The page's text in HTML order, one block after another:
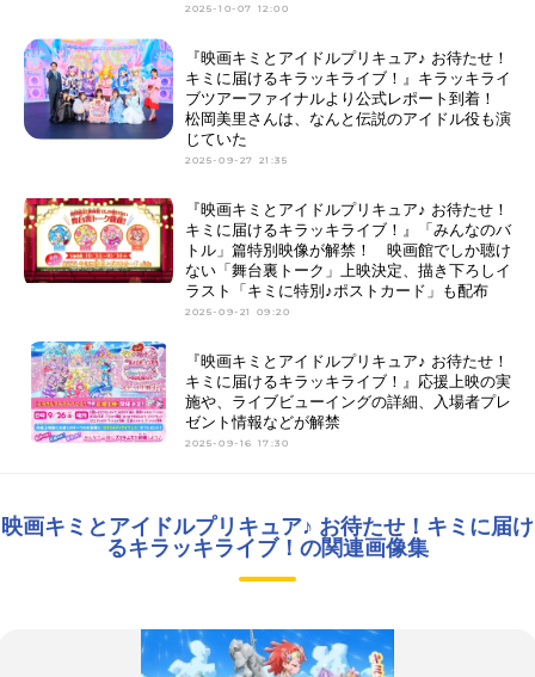
2025-10-07 12:00
『映画キミとアイドルプリキュア♪ お待たせ！
キミに届けるキラッキライブ！』キラッキライ
ブツアーファイナルより公式レポート到着！
松岡美里さんは、なんと伝説のアイドル役も演
じていた
2025-09-27 21:35
『映画キミとアイドルプリキュア♪ お待たせ！
キミに届けるキラッキライブ！』「みんなのバ
トル」篇特別映像が解禁！ 映画館でしか聴け
ない「舞台裏トーク」上映決定、描き下ろしイ
ラスト「キミに特別♪ポストカード」も配布
2025-09-21 09:20
『映画キミとアイドルプリキュア♪ お待たせ！
キミに届けるキラッキライブ！』応援上映の実
施や、ライブビューイングの詳細、入場者プレ
ゼント情報などが解禁
2025-09-16 17:30
映画キミとアイドルプリキュア♪ お待たせ！キミに届け
るキラッキライブ！の関連画像集